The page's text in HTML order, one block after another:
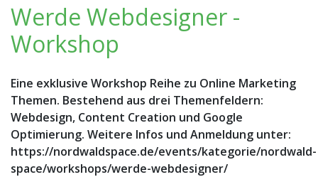
Werde Webdesigner -
Workshop
Eine exklusive Workshop Reihe zu Online Marketing
Themen. Bestehend aus drei Themenfeldern:
Webdesign, Content Creation und Google
Optimierung. Weitere Infos und Anmeldung unter:
https://nordwaldspace.de/events/kategorie/nordwald-
space/workshops/werde-webdesigner/